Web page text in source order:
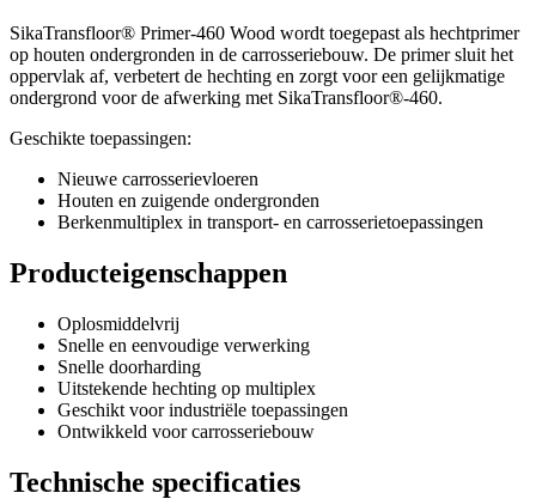
SikaTransfloor® Primer-460 Wood wordt toegepast als hechtprimer
op houten ondergronden in de carrosseriebouw. De primer sluit het
oppervlak af, verbetert de hechting en zorgt voor een gelijkmatige
ondergrond voor de afwerking met SikaTransfloor®-460.
Geschikte toepassingen:
Nieuwe carrosserievloeren
Houten en zuigende ondergronden
Berkenmultiplex in transport- en carrosserietoepassingen
Producteigenschappen
Oplosmiddelvrij
Snelle en eenvoudige verwerking
Snelle doorharding
Uitstekende hechting op multiplex
Geschikt voor industriële toepassingen
Ontwikkeld voor carrosseriebouw
Technische specificaties